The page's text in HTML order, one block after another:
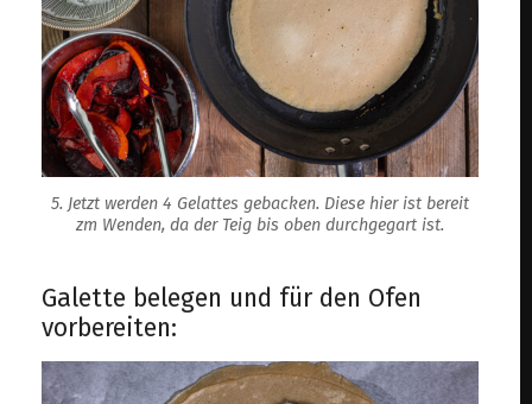
5. Jetzt werden 4 Gelattes gebacken. Diese hier ist bereit
zm Wenden, da der Teig bis oben durchgegart ist.
Galette belegen und für den Ofen
vorbereiten: